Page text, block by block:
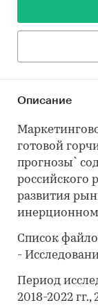
Описание
готовой
прогнозы`
российского
развития
Список
-
Период
2018-2022 гг.,